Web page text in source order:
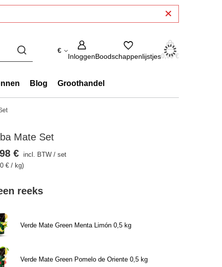
€
InloggenBoodschappenlijstjes0,00 €
Blog Groothandel
Mate Set
reeks
Verde Mate Green Menta Limón 0,5 kg
Verde Mate Green Pomelo de Oriente 0,5 kg
€ incl. BTW /set
€ / kg)